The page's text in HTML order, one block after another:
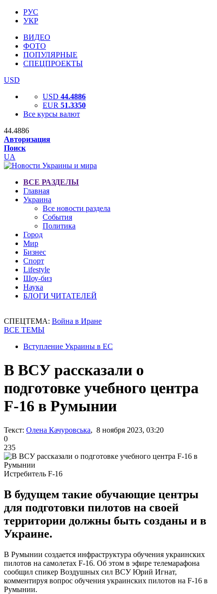
РУС
УКР
ВИДЕО
ФОТО
ПОПУЛЯРНЫЕ
СПЕЦПРОЕКТЫ
USD
USD 44.4886
EUR 51.3350
Все курсы валют
44.4886
Авторизация
Поиск
UA
ВСЕ РАЗДЕЛЫ
Главная
Украина
Все новости раздела
События
Политика
Город
Мир
Бизнес
Спорт
Lifestyle
Шоу-биз
Наука
БЛОГИ ЧИТАТЕЛЕЙ
СПЕЦТЕМА: Война в Иране
ВСЕ ТЕМЫ
Вступление Украины в ЕС
В ВСУ рассказали о
подготовке учебного центра
F-16 в Румынии
Текст: Олена Качуровська, 8 ноября 2023, 03:20
0
235
Истребитель F-16
В будущем такие обучающие центры
для подготовки пилотов на своей
территории должны быть созданы и в
Украине.
В Румынии создается инфраструктура обучения украинских
пилотов на самолетах F-16. Об этом в эфире телемарафона
сообщил спикер Воздушных сил ВСУ Юрий Игнат,
комментируя вопрос обучения украинских пилотов на F-16 в
Румынии.